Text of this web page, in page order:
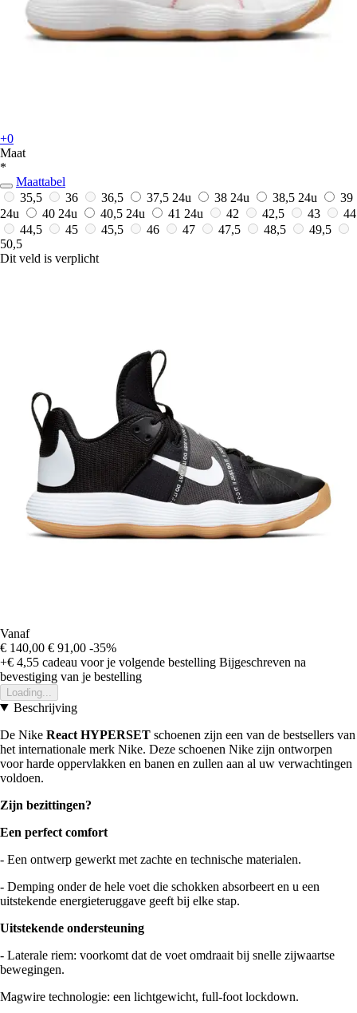
+0
Maat
*
Maattabel
35,5
36 36,5 37,5 24u 38 24u 38,5 24u
39
24u
40 24u 40,5 24u 41 24u 42 42,5 43
44
44,5
45 45,5 46 47 47,5 48,5
49,5
50,5
Dit veld is verplicht
Vanaf
€ 140,00 € 91,00 -35%
+€ 4,55 cadeau voor je volgende bestelling Bijgeschreven na
bevestiging van je bestelling
Loading...
Beschrijving
De Nike React HYPERSET schoenen zijn een van de bestsellers van
het internationale merk Nike. Deze schoenen Nike zijn ontworpen
voor harde oppervlakken en banen en zullen aan al uw verwachtingen
voldoen.
Zijn bezittingen?
Een perfect comfort
- Een ontwerp gewerkt met zachte en technische materialen.
- Demping onder de hele voet die schokken absorbeert en u een
uitstekende energieteruggave geeft bij elke stap.
Uitstekende ondersteuning
- Laterale riem: voorkomt dat de voet omdraait bij snelle zijwaartse
bewegingen.
Magwire technologie: een lichtgewicht, full-foot lockdown.